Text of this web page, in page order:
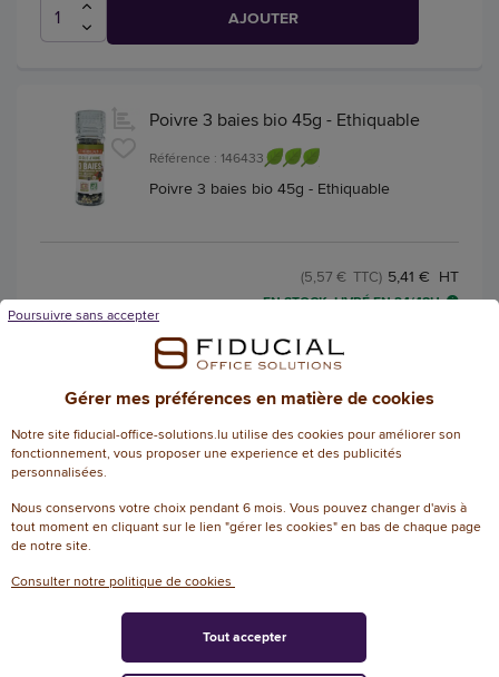
AJOUTER
Poivre 3 baies bio 45g - Ethiquable
Référence : 146433
Poivre 3 baies bio 45g - Ethiquable
5,41 € HT
(5,57 € TTC)
EN STOCK, LIVRÉ EN 24/48H
AJOUTER
Fiducial Office Solutions en Europe
Gérer mes préférences en matière de cookies
Notre site fiducial-office-solutions.lu utilise des cookies pour améliorer son
fonctionnement, vous proposer une experience et des publicités
personnalisées.
Nous conservons votre choix pendant 6 mois. Vous pouvez changer d'avis à
tout moment en cliquant sur le lien "gérer les cookies" en bas de chaque page
de notre site.
Consulter notre politique de cookies
Poursuivre sans accepter
Tout accepter